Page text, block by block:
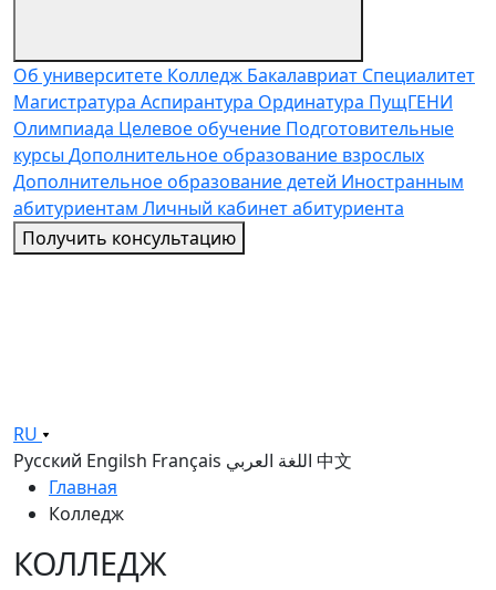
Об университете Колледж Бакалавриат Специалитет
Магистратура Аспирантура Ординатура ПущГЕНИ
Олимпиада Целевое обучение Подготовительные
курсы Дополнительное образование взрослых
Дополнительное образование детей Иностранным
абитуриентам Личный кабинет абитуриента
Получить консультацию
RU
Русский Engilsh Français اللغة العربي 中文
Главная
Колледж
КОЛЛЕДЖ